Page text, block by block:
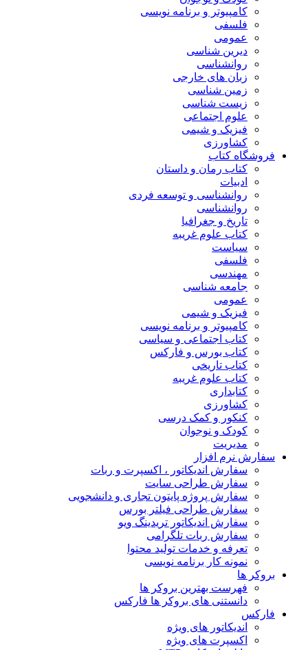
کامپیوتر و برنامه نویسی
فلسفی
عمومی
دیرین شناسی
روانشناسی
زبان های خارجی
زمین شناسی
زیست شناسی
علوم اجتماعی
فیزیک و شیمی
کشاورزی
فروشگاه کتاب
کتاب رمان و داستان
ادبیات
روانشناسی و توسعه فردی
روانشناسی
تاریخ و جغرافیا
کتاب علوم غریبه
سیاست
فلسفی
مهندسی
جامعه شناسی
عمومی
فیزیک و شیمی
کامپیوتر و برنامه نویسی
کتاب اجتماعی و سیاسی
کتاب بورس و فارکس
کتاب تاریخی
کتاب علوم غریبه
کتابداری
کشاورزی
کنکور و کمک‌ درسی
کودک و نوجوان
مدیریت
سفارش نرم افزار
سفارش اندیکاتور ، اکسپرت و ربات
سفارش طراحی سایت
سفارش پروژه پایتون تجاری و دانشجویی
سفارش طراحی فیلتر بورس
سفارش اندیکاتور تریدینگ ویو
سفارش ربات تلگرامی
تعرفه و خدمات تولید محتوا
نمونه کار برنامه نویسی
بروکر ها
فهرست بهترین بروکر ها
دانستنی های بروکر ها فارکس
فارکس
اندیکاتور های ویژه
اکسپرت های ویژه